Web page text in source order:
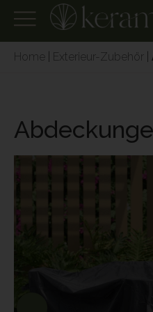
Home Exterieur-Zubehör